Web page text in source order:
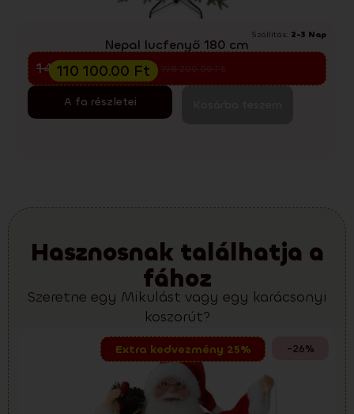
Szállítás: 2-3 Nap
Nepal lucfenyő 180 cm
Előkarácsonyi kiárusítás
146 800.00Ft
110 100.00 Ft
A fa részletei
Hasznosnak találhatja a
fához
Szeretne egy Mikulást vagy egy karácsonyi
koszorút?
-26%
Extra kedvezmény 25%